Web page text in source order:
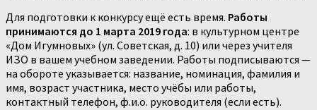
Для подготовки к конкурсу ещё есть время. Работы
принимаются до 1 марта 2019 года: в культурном центре
«Дом Игумновых» (ул. Советская, д. 10) или через учителя
ИЗО в вашем учебном заведении. Работы подписываются —
на обороте указывается: название, номинация, фамилия и
имя, возраст участника, место учёбы или работы,
контактный телефон, ф.и.о. руководителя (если есть).